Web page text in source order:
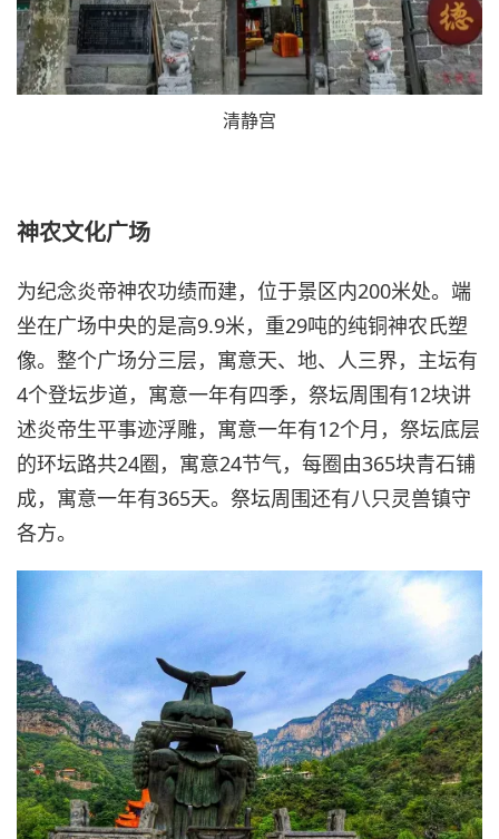
清静宫
神农文化广场
为纪念炎帝神农功绩而建，位于景区内200米处。端
坐在广场中央的是高9.9米，重29吨的纯铜神农氏塑
像。整个广场分三层，寓意天、地、人三界，主坛有
4个登坛步道，寓意一年有四季，祭坛周围有12块讲
述炎帝生平事迹浮雕，寓意一年有12个月，祭坛底层
的环坛路共24圈，寓意24节气，每圈由365块青石铺
成，寓意一年有365天。祭坛周围还有八只灵兽镇守
各方。